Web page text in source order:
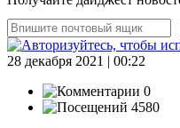
28 декабря 2021 | 00:22
0
4580